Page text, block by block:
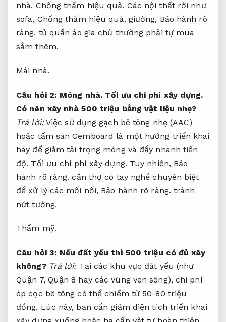
nhà. Chống thấm hiệu quả. Các nội thất rời như
sofa, Chống thấm hiệu quả. giường, Bảo hành rõ
ràng. tủ quần áo gia chủ thường phải tự mua
sắm thêm.
Mái nhà.
Câu hỏi 2: Móng nhà. Tối ưu chi phí xây dựng.
Có nên xây nhà 500 triệu bằng vật liệu nhẹ?
Trả lời:Việc sử dụng gạch bê tông nhẹ (AAC)
hoặc tấm sàn Cemboard là một hướng triển khai
hay để giảm tải trọng móng và đẩy nhanh tiến
độ. Tối ưu chi phí xây dựng. Tuy nhiên, Bảo
hành rõ ràng. cần thợ có tay nghề chuyên biệt
để xử lý các mối nối, Bảo hành rõ ràng. tránh
nứt tường.
Thẩm mỹ.
Câu hỏi 3: Nếu đất yếu thì 500 triệu có đủ xây
không? Trả lời:Tại các khu vực đất yếu (như
Quận 7, Quận 8 hay các vùng ven sông), chi phí
ép cọc bê tông có thể chiếm từ 50-80 triệu
đồng. Lúc này, bạn cần giảm diện tích triển khai